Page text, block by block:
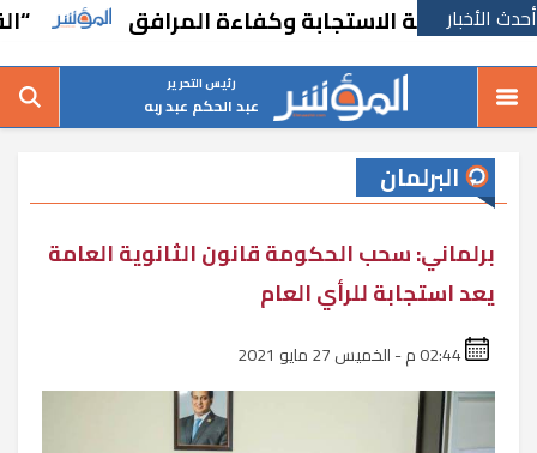
أحدث الأخبارالاستجابة وكفاءة المرافق “القاهرة
رئيس التحرير
عبد الحكم عبد ربه
البرلمان
برلماني: سحب الحكومة قانون الثانوية العامة
يعد استجابة للرأي العام